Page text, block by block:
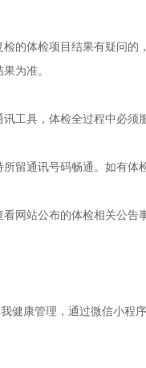
检的体检项目结果有疑问
为准。
讯工具，体检全过程中必
所留通讯号码畅通。如有
看网站公布的体检相关公告
健康管理，通过微信小程